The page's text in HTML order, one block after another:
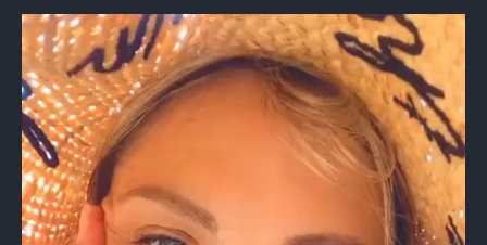
Видеоплеер